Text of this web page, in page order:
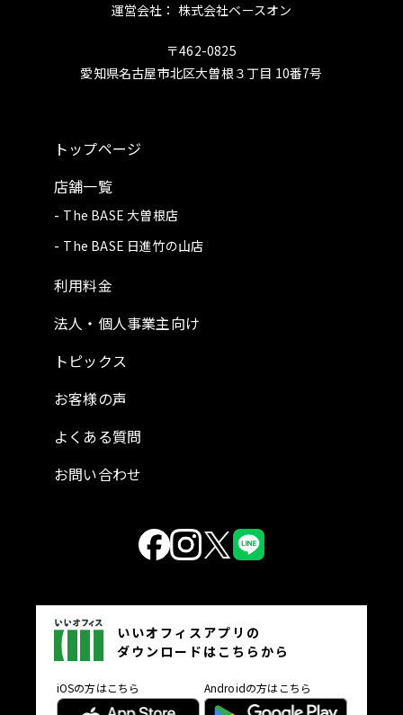
運営会社： 株式会社ベースオン
〒462-0825
愛知県名古屋市北区大曽根３丁目 10番7号
トップページ
店舗一覧
The BASE 大曽根店
The BASE 日進竹の山店
利用料金
法人・個人事業主向け
トピックス
お客様の声
よくある質問
お問い合わせ
いいオフィスアプリの
ダウンロードはこちらから
iOSの方はこちら Androidの方はこちら